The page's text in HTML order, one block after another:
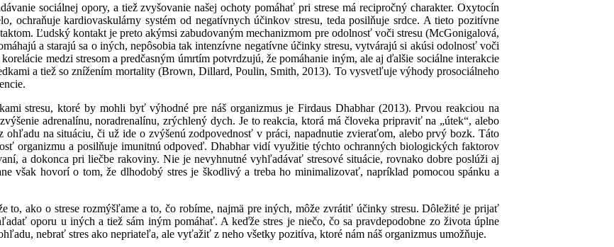
sociálnej opory, a tiež zvyšovanie našej ochoty pomáhať pri strese má recipročný charakter. Oxytocín
ochraňuje kardiovaskulárny systém od negatívnych účinkov stresu, teda posilňuje srdce. A tieto pozitívne
Ľudský kontakt je preto akýmsi zabudovaným mechanizmom pre odolnosť voči stresu (McGonigalová,
a starajú sa o iných, nepôsobia tak intenzívne negatívne účinky stresu, vytvárajú si akúsi odolnosť voči
medzi stresom a predčasným úmrtím potvrdzujú, že pomáhanie iným, ale aj ďalšie sociálne interakcie
a tiež so znížením mortality (Brown, Dillard, Poulin, Smith, 2013). To vysvetľuje výhody prosociálneho
stresu, ktoré by mohli byť výhodné pre náš organizmus je Firdaus Dhabhar (2013). Prvou reakciou na
adrenalínu, noradrenalínu, zrýchlený dych. Je to reakcia, ktorá má človeka pripraviť na „útek“, alebo
ohľadu na situáciu, či už ide o zvýšenú zodpovednosť v práci, napadnutie zvieraťom, alebo prvý bozk. Táto
organizmu a posilňuje imunitnú odpoveď. Dhabhar vidí využitie týchto ochranných biologických faktorov
a dokonca pri liečbe rakoviny. Nie je nevyhnutné vyhľadávať stresové situácie, rovnako dobre poslúži aj
však hovorí o tom, že dlhodobý stres je škodlivý a treba ho minimalizovať, napríklad pomocou spánku a
to, ako o strese rozmýšľame a to, čo robíme, najmä pre iných, môže zvrátiť účinky stresu. Dôležité je prijať
oporu u iných a tiež sám iným pomáhať. A keďže stres je niečo, čo sa pravdepodobne zo života úplne
nebrať stres ako nepriateľa, ale vyťažiť z neho všetky pozitíva, ktoré nám náš organizmus umožňuje.